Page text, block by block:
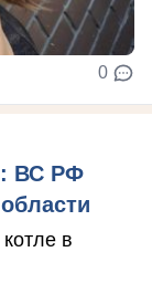
0
ВС РФ
в